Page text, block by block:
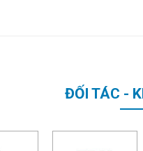
ĐỐI TÁC -